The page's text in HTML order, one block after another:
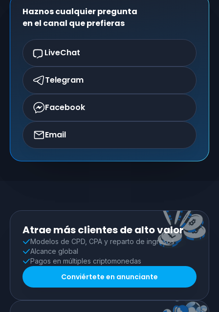
Haznos cualquier pregunta
en el canal que prefieras
LiveChat
Telegram
Facebook
Email
Atrae más clientes de alto valor
Modelos de CPD, CPA y reparto de ingresos
Alcance global
Pagos en múltiples criptomonedas
Conviértete en anunciante